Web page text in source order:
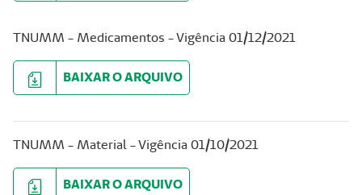
TNUMM - Medicamentos - Vigência 01/12/2021
BAIXAR O ARQUIVO
TNUMM - Material - Vigência 01/10/2021
BAIXAR O ARQUIVO